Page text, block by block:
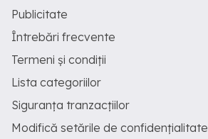
Publicitate
Întrebări frecvente
Termeni și condiții
Lista categoriilor
Siguranța tranzacțiilor
Modifică setările de confidențialitate